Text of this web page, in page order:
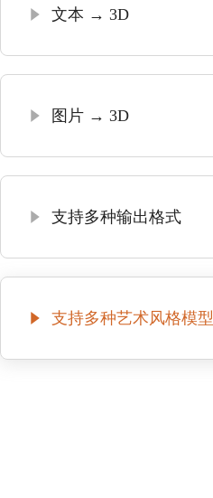
文本 → 3D
图片 → 3D
支持多种输出格式
支持多种艺术风格模型